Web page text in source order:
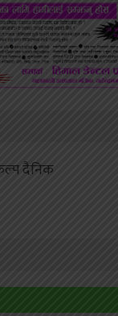
दैनिक